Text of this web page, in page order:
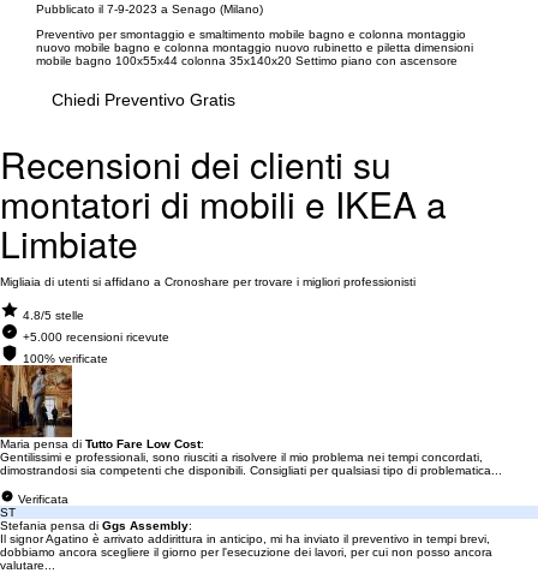
Pubblicato il 7-9-2023 a Senago (Milano)
Preventivo per smontaggio e smaltimento mobile bagno e colonna montaggio
nuovo mobile bagno e colonna montaggio nuovo rubinetto e piletta dimensioni
mobile bagno 100x55x44 colonna 35x140x20 Settimo piano con ascensore
Chiedi Preventivo Gratis
Recensioni dei clienti su
montatori di mobili e IKEA a
Limbiate
Migliaia di utenti si affidano a Cronoshare per trovare i migliori professionisti
4.8/5 stelle
+5.000 recensioni ricevute
100% verificate
Maria pensa di Tutto Fare Low Cost:
Gentilissimi e professionali, sono riusciti a risolvere il mio problema nei tempi concordati,
dimostrandosi sia competenti che disponibili. Consigliati per qualsiasi tipo di problematica...
Verificata
ST
Stefania pensa di Ggs Assembly:
Il signor Agatino è arrivato addirittura in anticipo, mi ha inviato il preventivo in tempi brevi,
dobbiamo ancora scegliere il giorno per l'esecuzione dei lavori, per cui non posso ancora
valutare...